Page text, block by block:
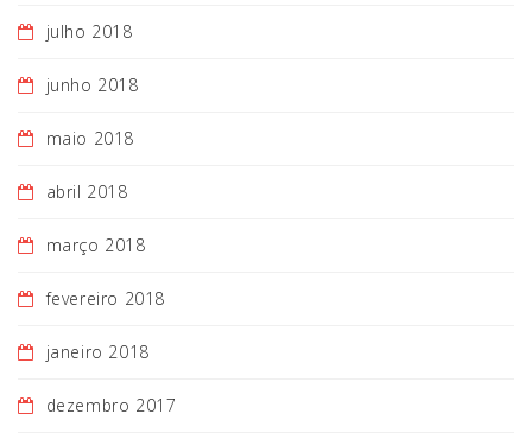
julho 2018
junho 2018
maio 2018
abril 2018
março 2018
fevereiro 2018
janeiro 2018
dezembro 2017